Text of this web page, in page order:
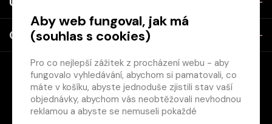
Užitečné
O společnosti
Aby web fungoval, jak má
(souhlas s cookies)
Pro co nejlepší zážitek z procházení webu - aby
fungovalo vyhledávání, abychom si pamatovali, co
máte v košíku, abyste jednoduše zjistili stav vaší
objednávky, abychom vás neobtěžovali nevhodnou
reklamou a abyste se nemuseli pokaždé